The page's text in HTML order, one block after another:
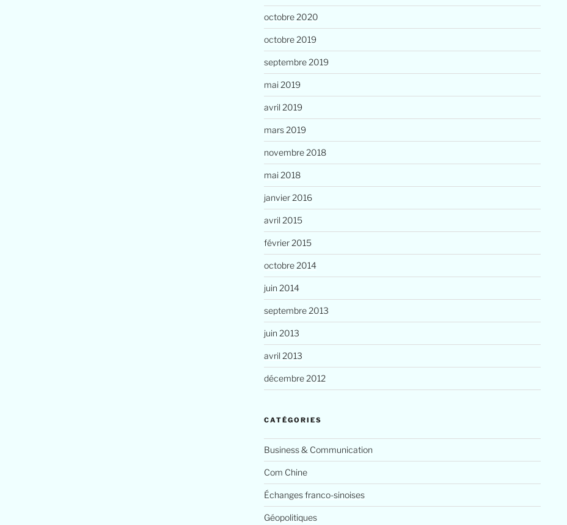
octobre 2020
octobre 2019
septembre 2019
mai 2019
avril 2019
mars 2019
novembre 2018
mai 2018
janvier 2016
avril 2015
février 2015
octobre 2014
juin 2014
septembre 2013
juin 2013
avril 2013
décembre 2012
CATÉGORIES
Business & Communication
Com Chine
Échanges franco-sinoises
Géopolitiques